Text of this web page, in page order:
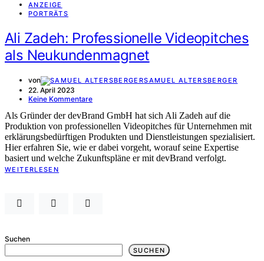
ANZEIGE
PORTRÄTS
Ali Zadeh: Professionelle Videopitches
als Neukundenmagnet
von SAMUEL ALTERSBERGER
22. April 2023
Keine Kommentare
Als Gründer der devBrand GmbH hat sich Ali Zadeh auf die
Produktion von professionellen Videopitches für Unternehmen mit
erklärungsbedürftigen Produkten und Dienstleistungen spezialisiert.
Hier erfahren Sie, wie er dabei vorgeht, worauf seine Expertise
basiert und welche Zukunftspläne er mit devBrand verfolgt.
WEITERLESEN
Suchen
SUCHEN